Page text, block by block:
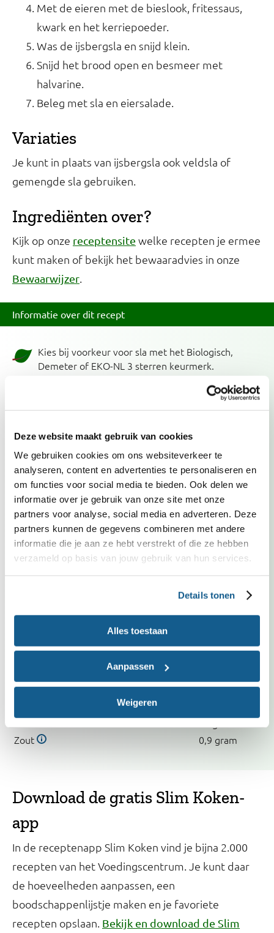
Deze website maakt gebruik van cookies
We gebruiken cookies om ons websiteverkeer te
analyseren, content en advertenties te personaliseren en
om functies voor social media te bieden. Ook delen we
informatie over je gebruik van onze site met onze
partners voor analyse, social media en adverteren. Deze
partners kunnen de gegevens combineren met andere
informatie die je aan ze hebt verstrekt of die ze hebben
verzameld op basis van jouw gebruik van hun services.
Details tonen
Alles toestaan
Aanpassen
Weigeren
Met de eieren met de bieslook, fritessaus,
kwark en het kerriepoeder.
Was de ijsbergsla en snijd klein.
Snijd het brood open en besmeer met
halvarine.
Beleg met sla en eiersalade.
Variaties
Je kunt in plaats van ijsbergsla ook veldsla of
gemengde sla gebruiken.
Ingrediënten over?
Kijk op onze receptensite welke recepten je ermee
kunt maken of bekijk het bewaaradvies in onze
Bewaarwijzer
Informatie over dit recept
Kies bij voorkeur voor sla met het Biologisch,
Demeter of EKO-NL 3 sterren keurmerk.
Kies bij voorkeur voor ei met een topkeurmerk.
Biologisch, Demeter, EKO-NL 3 sterren en Beter
Kies bij voorkeur voor zuivelproducten met een
topkeurmerk. Biologisch, Demeter, EKO-NL 3
sterren en Beter Leven zijn duurzamere keuzes.
Past in dieet
Met weinig zout
Caloriearm
Waarvan suikers
3 gram
Eiwit
14 gram
Zout
0,9 gram
Download de gratis Slim Koken-
app
In de receptenapp Slim Koken vind je bijna 2.000
recepten van het Voedingscentrum. Je kunt daar
de hoeveelheden aanpassen, een
boodschappenlijstje maken en je favoriete
recepten opslaan. Bekijk en download de Slim